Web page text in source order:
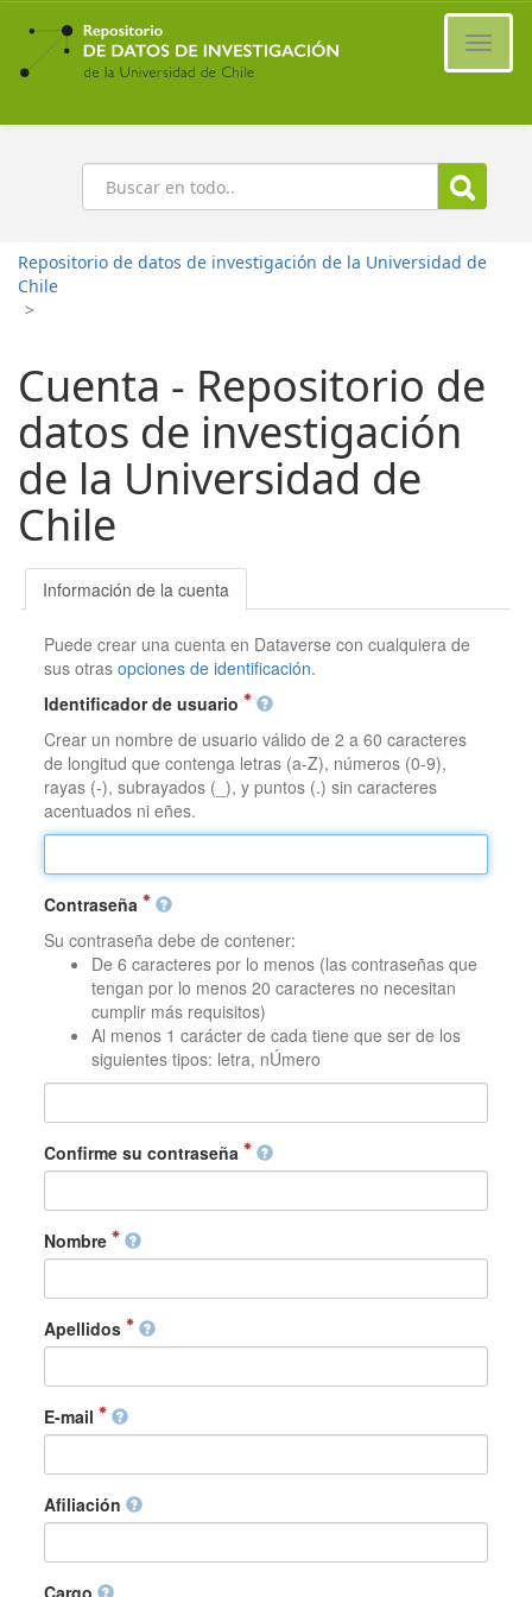
Ir
contenido
principal
Buscar
Repositorio de datos de investigación de la Universidad de
Chile
>
Cuenta - Repositorio de
datos de investigación
de la Universidad de
Chile
Información de la cuenta
Puede crear una cuenta en Dataverse con cualquiera de
sus otrasopciones de identificación.
Identificador de usuario
Crear un nombre de usuario válido de 2 a 60 caracteres
de longitud que contenga letras (a-Z), números (0-9),
rayas (-), subrayados (_), y puntos (.) sin caracteres
acentuados ni eñes.
Contraseña
Su contraseña debe de contener:
De 6 caracteres por lo menos (las contraseñas que
tengan por lo menos 20 caracteres no necesitan
cumplir más requisitos)
Al menos 1 carácter de cada tiene que ser de los
siguientes tipos: letra, nÚmero
Confirme su contraseña
Nombre
Apellidos
E-mail
Afiliación
Cargo